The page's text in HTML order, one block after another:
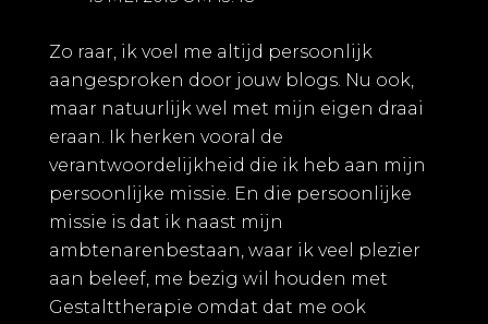
Zo raar, ik voel me altijd persoonlijk
aangesproken door jouw blogs. Nu ook,
maar natuurlijk wel met mijn eigen draai
eraan. Ik herken vooral de
verantwoordelijkheid die ik heb aan mijn
persoonlijke missie. En die persoonlijke
missie is dat ik naast mijn
ambtenarenbestaan, waar ik veel plezier
aan beleef, me bezig wil houden met
Gestalttherapie omdat dat me ook